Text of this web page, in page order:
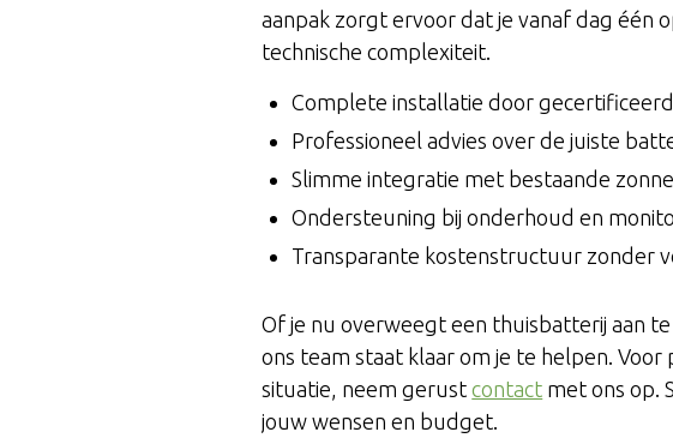
aanpak zorgt ervoor dat je vanaf dag één
technische complexiteit.
Complete installatie door
Professioneel advies over de juiste
Slimme integratie met bestaande
Ondersteuning bij onderhoud en
Transparante kostenstructuur zonder
Of je nu overweegt een thuisbatterij aan
ons team staat klaar om je te helpen.
situatie, neem gerustcontact met ons op.
jouw wensen en budget.